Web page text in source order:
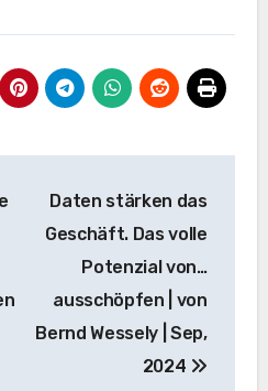
Daten stärken das
Geschäft. Das volle
Potenzial von…
ausschöpfen | von
Bernd Wessely | Sep,
2024